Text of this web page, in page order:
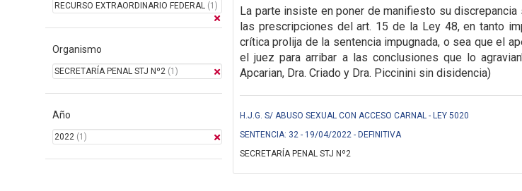
RECURSO EXTRAORDINARIO FEDERAL (1)
Organismo
SECRETARÍA PENAL STJ Nº2 (1)
Año
2022 (1)
La parte insiste en poner de manifiesto su discrepancia
las prescripciones del art. 15 de la Ley 48, en tanto
crítica prolija de la sentencia impugnada, o sea que el
el juez para arribar a las conclusiones que lo
Apcarian, Dra. Criado y Dra. Piccinini sin disidencia)
H.J.G. S/ ABUSO SEXUAL CON ACCESO CARNAL - LEY 5020
SENTENCIA: 32 - 19/04/2022 - DEFINITIVA
SECRETARÍA PENAL STJ Nº2